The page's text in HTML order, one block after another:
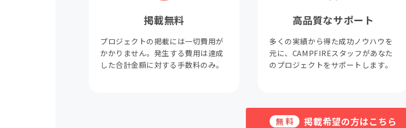
掲載無料
プロジェクトの掲載には一切費用が
かかりません。発生する費用は達成
した合計金額に対する手数料のみ。
高品質なサポート
多くの実績から得た成功ノウハウを
元に、CAMPFIREスタッフがあなた
のプロジェクトをサポートします。
無料 掲載希望の方はこちら